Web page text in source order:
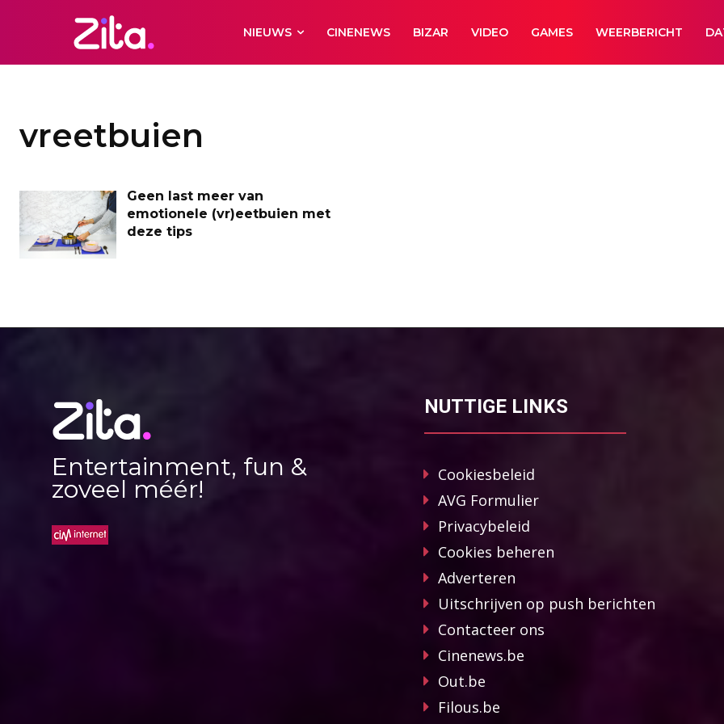
NIEUWS CINENEWS BIZAR VIDEO GAMES WEERBERICHT
vreetbuien
Geen last meer van
emotionele (vr)eetbuien met
deze tips
Entertainment, fun &
zoveel méér!
NUTTIGE LINKS
Cookiesbeleid
AVG Formulier
Privacybeleid
Cookies beheren
Adverteren
Uitschrijven op push berichten
Contacteer ons
Cinenews.be
Out.be
Filous.be